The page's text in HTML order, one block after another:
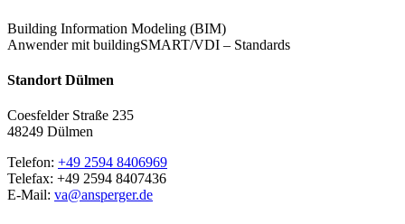
Building Information Modeling (BIM)
Anwender mit buildingSMART/VDI – Standards
Standort Dülmen
Coesfelder Straße 235
48249 Dülmen
Telefon: +49 2594 8406969
Telefax: +49 2594 8407436
E-Mail: va@ansperger.de